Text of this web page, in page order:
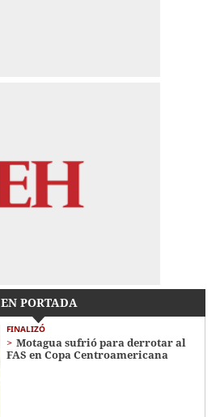
EN PORTADA
FINALIZÓ
Motagua sufrió para derrotar al
FAS en Copa Centroamericana